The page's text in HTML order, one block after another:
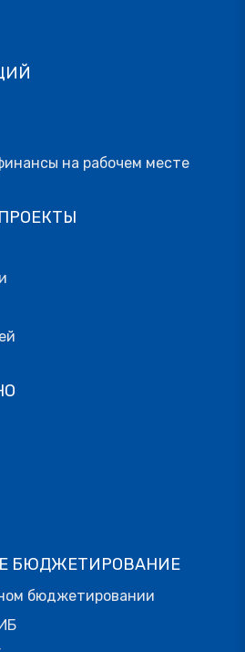
на рабочем месте
БЮДЖЕТИРОВАНИЕ
бюджетировании